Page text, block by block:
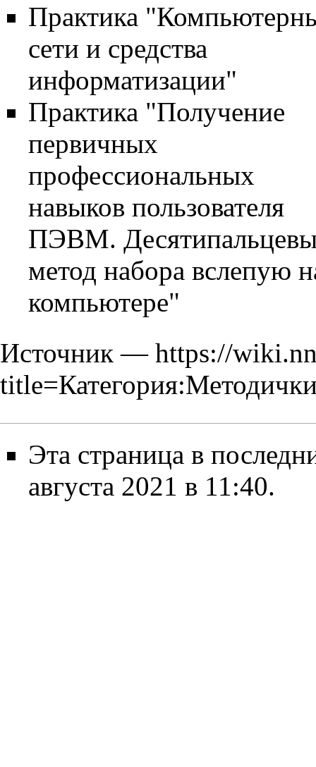
Практика
сети и средства
информатизации"
Практика "Получение
первичных
профессиональных
навыков пользователя
ПЭВМ.
метод набора вслепую
компьютере"
Источник — https://
Эта страница в
августа 2021 в 11:40.